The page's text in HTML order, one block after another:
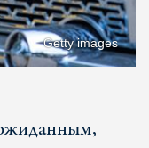
Getty images